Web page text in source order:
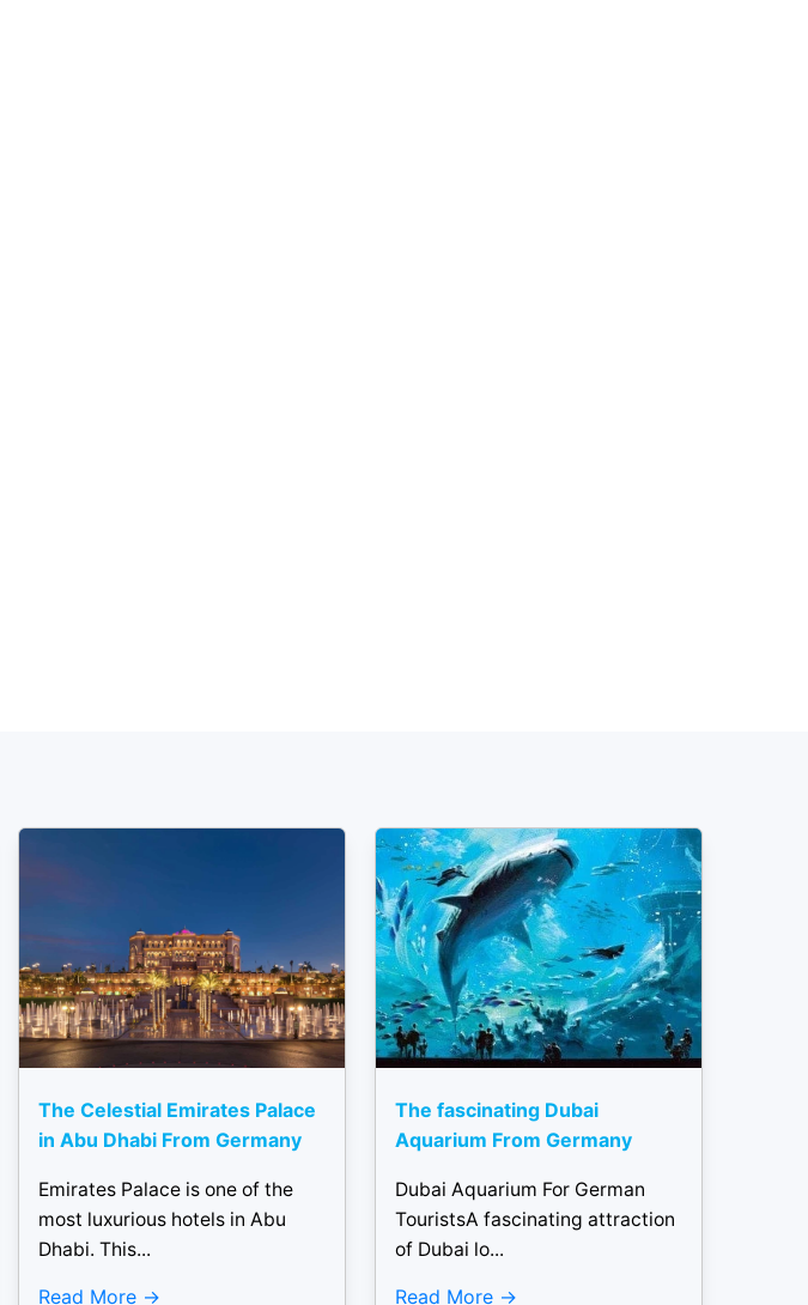
The Celestial Emirates Palace
in Abu Dhabi From Germany
Emirates Palace is one of the
most luxurious hotels in Abu
Dhabi. This...
Read More
The fascinating Dubai
Aquarium From Germany
Dubai Aquarium For German
TouristsA fascinating attraction
of Dubai lo...
Read More